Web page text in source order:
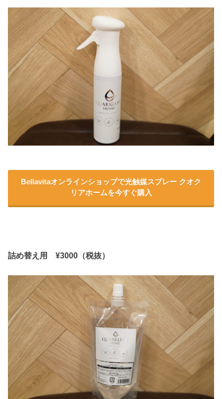
Bellavitaオンラインショップで光触媒スプレー クオク
リアホームを今すぐ購入
詰め替え用¥3000 （税抜）